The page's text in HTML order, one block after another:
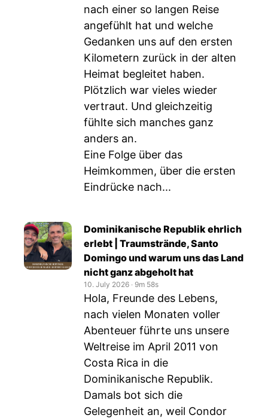
nach einer so langen Reise
angefühlt hat und welche
Gedanken uns auf den ersten
Kilometern zurück in der alten
Heimat begleitet haben.
Plötzlich war vieles wieder
vertraut. Und gleichzeitig
fühlte sich manches ganz
anders an.
Eine Folge über das
Heimkommen, über die ersten
Eindrücke nach...
Dominikanische Republik ehrlich
erlebt | Traumstrände, Santo
Domingo und warum uns das Land
nicht ganz abgeholt hat
10. July 2026 ‧ 9m 58s
Hola, Freunde des Lebens,
nach vielen Monaten voller
Abenteuer führte uns unsere
Weltreise im April 2011 von
Costa Rica in die
Dominikanische Republik.
Damals bot sich die
Gelegenheit an, weil Condor